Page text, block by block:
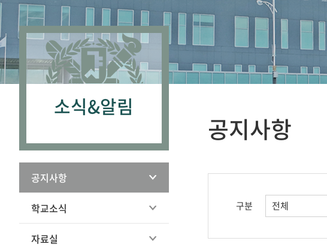
소식&알림
공지사항
학교소식
자료실
공지사항
구분